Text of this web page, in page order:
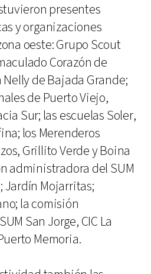
presentes
y organizaciones
oeste: Grupo Scout
Corazón de
Nelly de Bajada Grande;
⁠de Puerto Viejo,
Sur; ⁠las escuelas Soler,
los ⁠Merenderos
Grillito Verde y Boina
administradora del SUM
Jardín Mojarritas;
la comisión
San Jorge, CIC La
Memoria.